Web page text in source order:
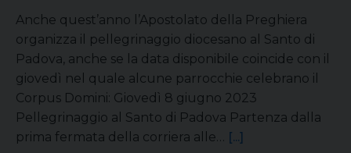
Anche quest’anno l’Apostolato della Preghiera
organizza il pellegrinaggio diocesano al Santo di
Padova, anche se la data disponibile coincide con il
giovedì nel quale alcune parrocchie celebrano il
Corpus Domini: Giovedì 8 giugno 2023
Pellegrinaggio al Santo di Padova Partenza dalla
prima fermata della corriera alle… [...]